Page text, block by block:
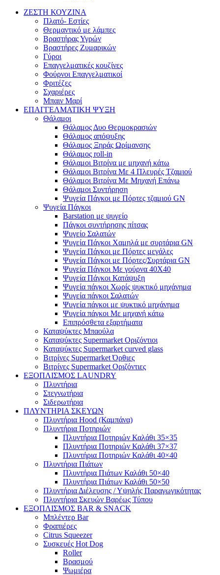
ΖΕΣΤΗ ΚΟΥΖΙΝΑ
Πλατό- Εστίες
Θερμαντικό με λάμπες
Βραστήρας Υγρών
Βραστήρες Ζυμαρικών
Γύροι
Επαγγελματικές κουζίνες
Φούρνοι Επαγγελματικοί
Φριτέζες
Σχαριέρες
Μπαιν Μαρί
ΕΠΑΓΓΕΛΜΑΤΙΚΗ ΨΥΞΗ
Θάλαμοι
Θάλαμος Δυο Θερμοκρασιών
Θάλαμος απόψυξης
Θάλαμος Ξηράς Ωρίμανσης
Θάλαμος roll-in
Θάλαμοι Βιτρίνα με μηχανή κάτω
Θάλαμοι Βιτρίνα Με 4 Πλευρές Τζαμιού
Θάλαμοι Βιτρίνα Με Μηχανή Επάνω
Θάλαμοι Συντήρηση
Ψυγεία Πάγκοι με Πόρτες τζαμιού GN
Ψυγεία Πάγκοι
Barstation με ψυγείο
Πάγκοι συντήρησης πίτσας
Ψυγείο Σαλατών
Ψυγεία Πάγκοι Χαμηλά με συρτάρια GN
Ψυγεία Πάγκοι με Πόρτες μεγάλες
Ψυγεία Πάγκοι με Πόρτες/Συρτάρια GN
Ψυγεία Πάγκοι Με γούρνα 40Χ40
Ψυγεία Πάγκοι Κατάψυξη
Ψυγεία πάγκοι Χωρίς ψυκτικό μηχάνημα
Ψυγεία πάγκοι Σαλατών
Ψυγεία πάγκοι με ψυκτικό μηχάνημα
Ψυγεία πάγκοι Με μηχανή κάτω
Επιπρόσθετα εξαρτήματα
Καταψύκτες Μπαούλα
Καταψύκτες Supermarket Οριζόντιοι
Καταψύκτες Supermarket curved glass
Βιτρίνες Supermarket Όρθιες
Βιτρίνες Supermarket Οριζόντιες
ΕΞΟΠΛΙΣΜΟΣ LAUNDRY
Πλυντήρια
Στεγνωτήρια
Σιδερωτήρια
ΠΛΥΝΤΗΡΙΑ ΣΚΕΥΩΝ
Πλυντήρια Hood (Καμπάνα)
Πλυντήρια Ποτηριών
Πλυντήρια Ποτηριών Καλάθι 35×35
Πλυντήρια Ποτηριών Καλάθι 37×37
Πλυντήρια Ποτηριών Καλάθι 40×40
Πλυντήρια Πιάτων
Πλυντήρια Πιάτων Καλάθι 50×40
Πλυντήρια Πιάτων Καλάθι 50×50
Πλυντήρια Διέλευσης / Υψηλής Παραγωγικότητας
Πλυντήρια Σκευών Βαρέως Τύπου
ΕΞΟΠΛΙΣΜΟΣ BAR & SNACK
Μπλέντερ Bar
Φραπιέρες
Citrus Squeezer
Συσκευές Hot Dog
Roller
Βρασμού
Ψωμιέρα